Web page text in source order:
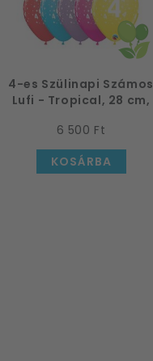
4-es Szülinapi Számos
Lufi - Tropical, 28 cm,
6 500 Ft
KOSÁRBA